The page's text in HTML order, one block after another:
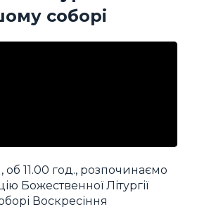
соборі
об 11.00 год., розпочинаємо
Божественної Літургії
Воскресіння